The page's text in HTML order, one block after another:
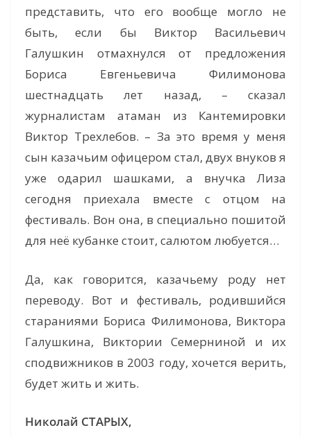
представить, что его вообще могло не
быть, если бы Виктор Васильевич
Галушкин отмахнулся от предложения
Бориса Евгеньевича Филимонова
шестнадцать лет назад, – сказал
журналистам атаман из Кантемировки
Виктор Трехлебов. – За это время у меня
сын казачьим офицером стал, двух внуков я
уже одарил шашками, а внучка Лиза
сегодня приехала вместе с отцом на
фестиваль. Вон она, в специально пошитой
для неё кубанке стоит, салютом любуется…
Да, как говорится, казачьему роду нет
переводу. Вот и фестиваль, родившийся
стараниями Бориса Филимонова, Виктора
Галушкина, Виктории Семерниной и их
сподвижников в 2003 году, хочется верить,
будет жить и жить.
Николай СТАРЫХ,